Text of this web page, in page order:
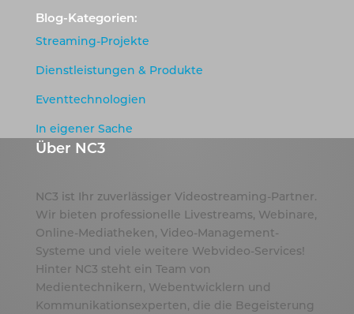
Blog-Kategorien:
Streaming-Projekte
Dienstleistungen & Produkte
Eventtechnologien
In eigener Sache
Über NC3
NC3 ist Ihr zuverlässiger Videostreaming-Partner.
Wir bieten professionelle Livestreams, Webinare,
Online-Mediatheken, Video-Management-
Systeme und viele weitere Webvideo-Services!
Hinter NC3 steht ein Team von
Medientechnikern, Webentwicklern und
Kommunikationsexperten, die die Begeisterung